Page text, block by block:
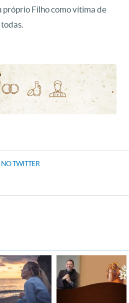
próprio Filho como vítima de
NO TWITTER